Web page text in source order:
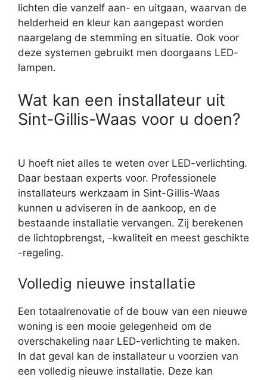
lichten die vanzelf aan- en uitgaan, waarvan de
helderheid en kleur kan aangepast worden
naargelang de stemming en situatie. Ook voor
deze systemen gebruikt men doorgaans LED-
lampen.
Wat kan een installateur uit
Sint-Gillis-Waas voor u doen?
U hoeft niet alles te weten over LED-verlichting.
Daar bestaan experts voor. Professionele
installateurs werkzaam in Sint-Gillis-Waas
kunnen u adviseren in de aankoop, en de
bestaande installatie vervangen. Zij berekenen
de lichtopbrengst, -kwaliteit en meest geschikte
-regeling.
Volledig nieuwe installatie
Een totaalrenovatie of de bouw van een nieuwe
woning is een mooie gelegenheid om de
overschakeling naar LED-verlichting te maken.
In dat geval kan de installateur u voorzien van
een volledig nieuwe installatie. Deze kan